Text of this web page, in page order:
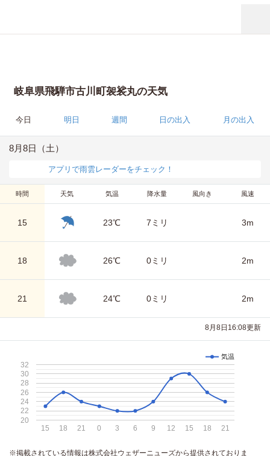
岐阜県飛騨市古川町袈裟丸の天気
今日 明日 週間 日の出入 月の出入
8月8日（土）
アプリで雨雲レーダーをチェック！
時間 天気 気温 降水量 風向き 風速
15 23℃ 7ミリ 3m
18 26℃ 0ミリ 2m
21 24℃ 0ミリ 2m
8月8日16:08更新
気温
15 18 21 0 3 6 9 12 15 18 21
20
22
24
26
28
30
32
※掲載されている情報は株式会社ウェザーニューズから提供されておりま